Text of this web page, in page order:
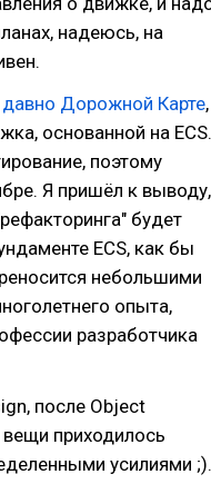
надеюсь, на
давно Дорожной Карте,
основанной на ECS.
поэтому
Я пришёл к выводу,
будет
ECS, как бы
небольшими
опыта,
разработчика
после Object
приходилось
усилиями ;).